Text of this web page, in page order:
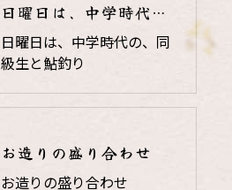
日曜日は、中学時代の、同級生と鮎釣り
日曜日は、中学時代の、同
級生と鮎釣り
お造りの盛り合わせ
お造りの盛り合わせ